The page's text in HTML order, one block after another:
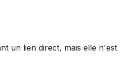
un lien direct, mais elle